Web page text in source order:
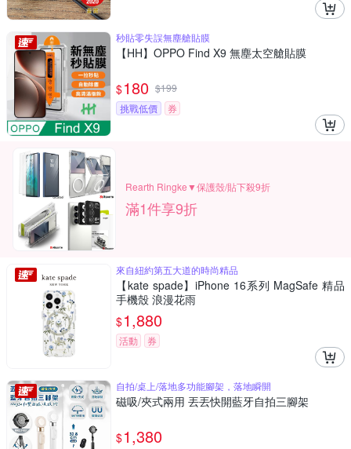
秒貼零失誤無塵艙貼膜
【HH】OPPO Find X9 無塵太空艙貼膜
$180 $199
挑戰低價
券
Rearth Ringke▼保護殼/貼下殺9折
滿1件享9折
來自紐約第五大道的時尚精品
【kate spade】iPhone 16系列 MagSafe 精品
手機殼 浪漫花雨
$1,880
活動 券
自拍/桌上/落地多功能腳架，落地瞬開
磁吸/夾式兩用 丟丟快開藍牙自拍三腳架
$1,380